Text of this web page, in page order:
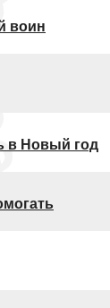
воин
в Новый год